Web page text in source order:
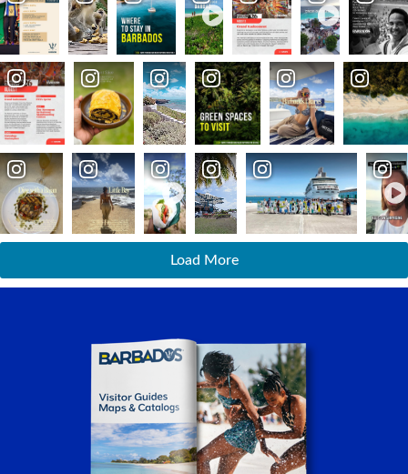
Load More